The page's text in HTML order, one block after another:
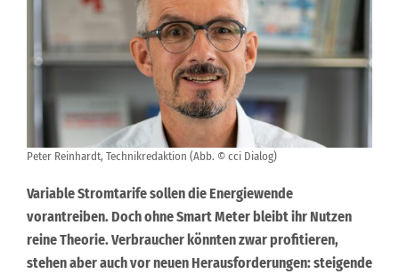
Peter Reinhardt, Technikredaktion (Abb. © cci Dialog)
Variable Stromtarife sollen die Energiewende
vorantreiben. Doch ohne Smart Meter bleibt ihr Nutzen
reine Theorie. Verbraucher könnten zwar profitieren,
stehen aber auch vor neuen Herausforderungen: steigende